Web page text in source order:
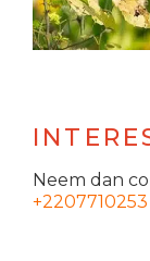
Neem dan
+2207710253